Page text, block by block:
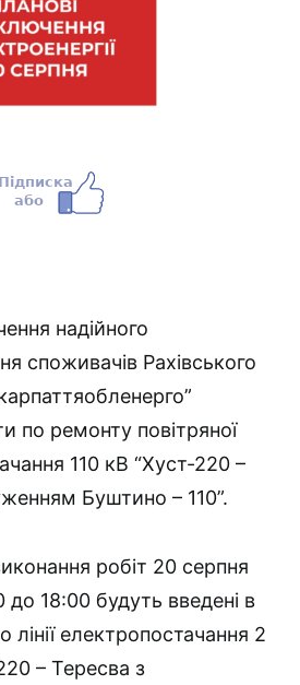
надійного
споживачів Рахівського
по ремонту повітряної
110 кВ “Хуст-220 –
Буштино – 110”.
робіт 20 серпня
18:00 будуть введені в
електропостачання 2
– Тересва з